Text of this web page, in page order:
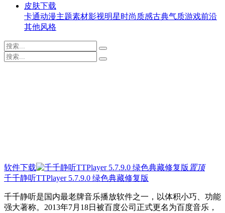
皮肤下载
卡通动漫主题素材影视明星时尚质感古典气质游戏前沿
其他风格
软件下载
置顶
千千静听TTPlayer 5.7.9.0 绿色典藏修复版
千千静听是国内最老牌音乐播放软件之一，以体积小巧、功能
强大著称。2013年7月18日被百度公司正式更名为百度音乐，